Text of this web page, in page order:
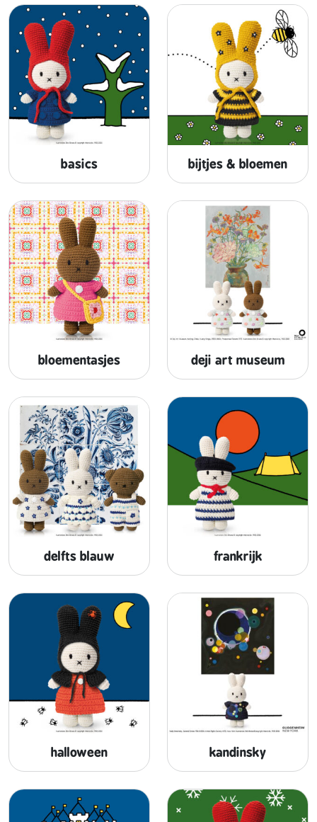
basics bijtjes & bloemen
bloementasjes deji art museum
delfts blauw frankrijk
halloween kandinsky